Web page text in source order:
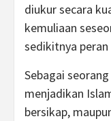
diukur secara
kemuliaan
sedikitnya
Sebagai
menjadikan
bersikap,